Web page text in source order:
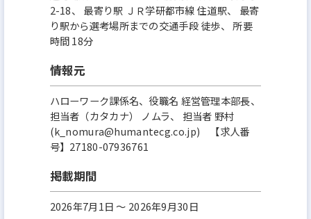
2-18、 最寄り駅 ＪＲ学研都市線 住道駅、 最寄
り駅から選考場所までの交通手段 徒歩、 所要
時間 18分
情報元
ハローワーク課係名、役職名 経営管理本部長、
担当者（カタカナ） ノムラ、 担当者 野村
(k_nomura@humantecg.co.jp) 【求人番
号】27180-07936761
掲載期間
2026年7月1日 〜 2026年9月30日